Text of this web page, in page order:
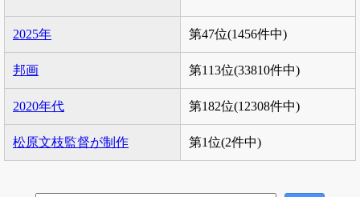
2025年 第47位(1456件中)
邦画 第113位(33810件中)
2020年代 第182位(12308件中)
松原文枝監督が制作 第1位(2件中)